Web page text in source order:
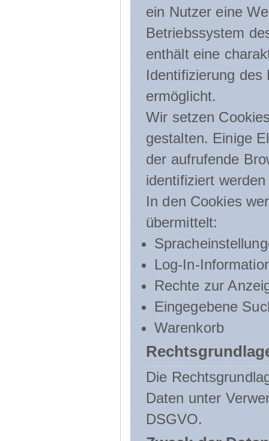
ein Nutzer eine
Betriebssystem
enthält eine
Identifizierung
ermöglicht.
Wir setzen
gestalten. Einige
der aufrufende
identifiziert
In den Cookies
übermittelt:
Log-In-
Rechte zur
Eingegebene
Warenkorb
Die
Daten unter
DSGVO.